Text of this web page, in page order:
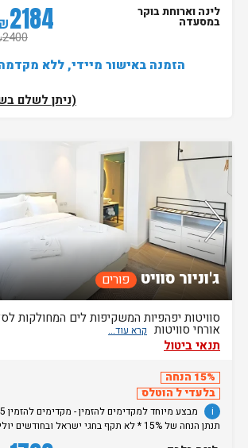
2184
2400
לינה וארוחת בוקר
במסעדה
הזמנה באישור מיידי, ללא
(ניתן לשלם
נותרו 5 חדרים אחרונים בממשק!
ג'וניור סוויט פורים
סוויטות יפהפיות המשקיפות לים המחולקות
אורחי סוויטות
תנאי ביטול
15% הנחה
בלעדי ל הוטלס
i
תנתן הנחה של 15% * לא תקף בחגי ישראל